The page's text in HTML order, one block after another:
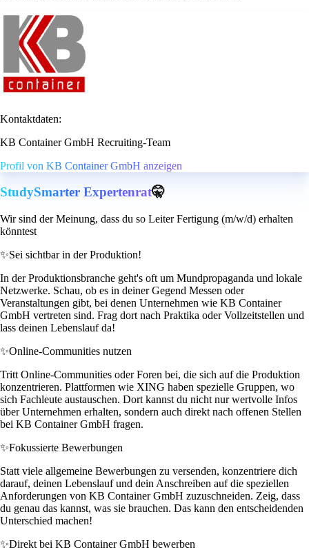
Kontaktdaten:
KB Container GmbH Recruiting-Team
Profil von KB Container GmbH anzeigen
StudySmarter Expertenrat🤫
Wir sind der Meinung, dass du so Leiter Fertigung (m/w/d) erhalten
könntest
✨Sei sichtbar in der Produktion!
In der Produktionsbranche geht's oft um Mundpropaganda und lokale
Netzwerke. Schau, ob es in deiner Gegend Messen oder
Veranstaltungen gibt, bei denen Unternehmen wie KB Container
GmbH vertreten sind. Frag dort nach Praktika oder Vollzeitstellen und
lass deinen Lebenslauf da!
✨Online-Communities nutzen
Tritt Online-Communities oder Foren bei, die sich auf die Produktion
konzentrieren. Plattformen wie XING haben spezielle Gruppen, wo
sich Fachleute austauschen. Dort kannst du nicht nur wertvolle Infos
über Unternehmen erhalten, sondern auch direkt nach offenen Stellen
bei KB Container GmbH fragen.
✨Fokussierte Bewerbungen
Statt viele allgemeine Bewerbungen zu versenden, konzentriere dich
darauf, deinen Lebenslauf und dein Anschreiben auf die speziellen
Anforderungen von KB Container GmbH zuzuschneiden. Zeig, dass
du genau das kannst, was sie brauchen. Das kann den entscheidenden
Unterschied machen!
✨Direkt bei KB Container GmbH bewerben